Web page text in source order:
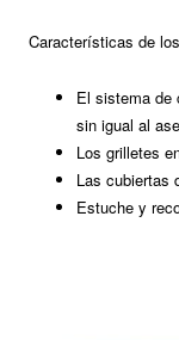
Características de
sin igual al
Los grilletes
Las cubiertas
Estuche y